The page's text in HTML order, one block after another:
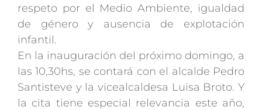
respeto por el Medio Ambiente, igualdad
de género y ausencia de explotación
infantil.
En la inauguración del próximo domingo, a
las 10,30hs, se contará con el alcalde Pedro
Santisteve y la vicealcaldesa Luisa Broto. Y
la cita tiene especial relevancia este año,